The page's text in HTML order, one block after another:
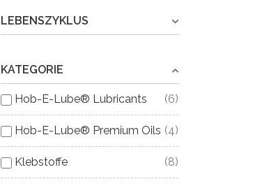
LEBENSZYKLUS
KATEGORIE
Farben (1)
Hob-E-Lube® Lubricants (6)
Hob-E-Lube® Premium Oils (4)
Klebstoffe (8)